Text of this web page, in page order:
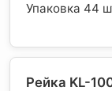
Упаковка 44
Рейка KL-